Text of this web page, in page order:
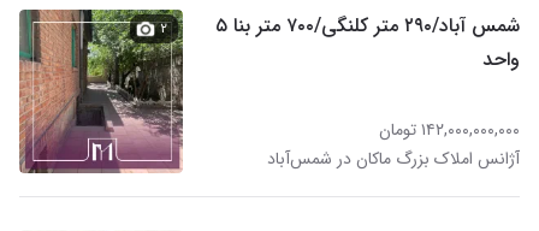
شمس آباد/۲۹۰ متر کلنگی/۷۰۰ متر بنا ۵
واحد
۱۴۲,۰۰۰,۰۰۰,۰۰۰ تومان
آژانس املاک بزرگ ماکان در شمس‌آباد
۲